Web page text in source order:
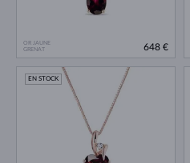
OR JAUNE
GRENAT
648 €
EN STOCK